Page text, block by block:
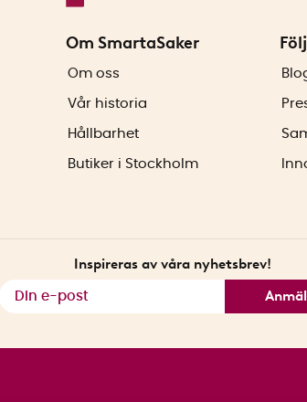
Om SmartaSaker
Om oss
Vår historia
Hållbarhet
Butiker i Stockholm
Inspireras av våra nyhetsbrev!
Anmäl